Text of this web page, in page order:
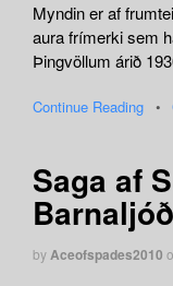
Myndin er af
aura frímerki sem
Þingvöllum árið
Continue Reading •
Saga af
Barnaljóð
by Aceofspades2010